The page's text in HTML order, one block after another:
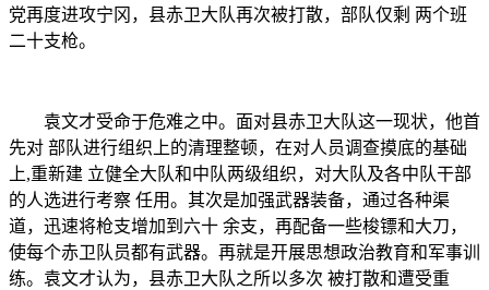
党再度进攻宁冈，县赤卫大队再次被打散，部队仅剩 两个班
二十支枪。
袁文才受命于危难之中。面对县赤卫大队这一现状，他首
先对 部队进行组织上的清理整顿，在对人员调查摸底的基础
上,重新建 立健全大队和中队两级组织，对大队及各中队干部
的人选进行考察 任用。其次是加强武器装备，通过各种渠
道，迅速将枪支增加到六十 余支，再配备一些梭镖和大刀，
使每个赤卫队员都有武器。再就是开展思想政治教育和军事训
练。袁文才认为，县赤卫大队之所以多次 被打散和遭受重